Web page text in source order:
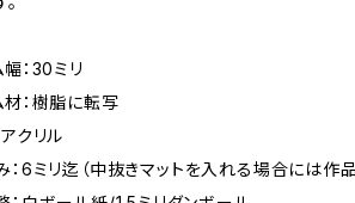
幅：30ミリ
材：樹脂に転写
アクリル
：6ミリ迄（中抜きマットを入れる場合には作